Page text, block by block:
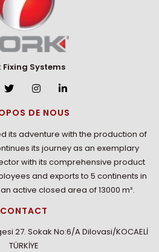
Fixing Systems
DE NOUS
its adventure with the production of
its journey as an exemplary
with its comprehensive product
and exports to 5 continents in
active closed area of 13000 m².
CONTACT
27. Sokak No:6/A Dilovasi/KOCAELİ
TÜRKİYE